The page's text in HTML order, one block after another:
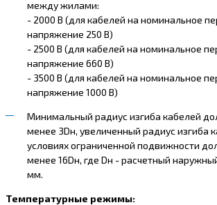
между жилами:
- 2000 В (для кабелей на номинальное
напряжение 250 В)
- 2500 В (для кабелей на номинальное
напряжение 660 В)
- 3500 В (для кабелей на номинальное
напряжение 1000 В)
Минимальный радиус изгиба кабелей
менее 3Dн, увеличенный радиус изгиба
условиях ограниченной подвижности
менее 16Dн, где Dн - расчетный
мм.
Температурные режимы: